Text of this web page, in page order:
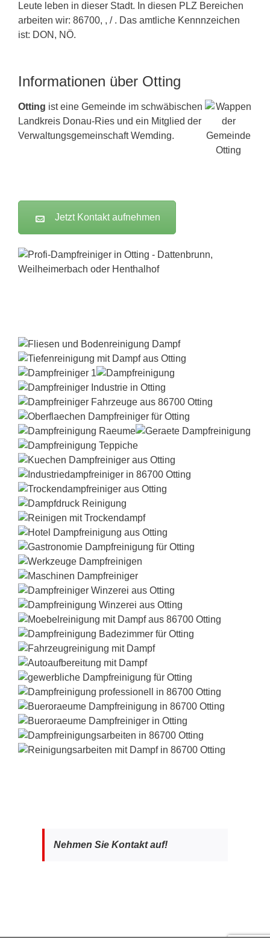
Leute leben in dieser Stadt. In diesen PLZ Bereichen
arbeiten wir: 86700, , / . Das amtliche Kennnzeichen
ist: DON, NÖ.
Informationen über Otting
Otting ist eine Gemeinde im schwäbischen
Landkreis Donau-Ries und ein Mitglied der
Verwaltungsgemeinschaft Wemding.
Jetzt Kontakt aufnehmen
Nehmen Sie Kontakt auf!